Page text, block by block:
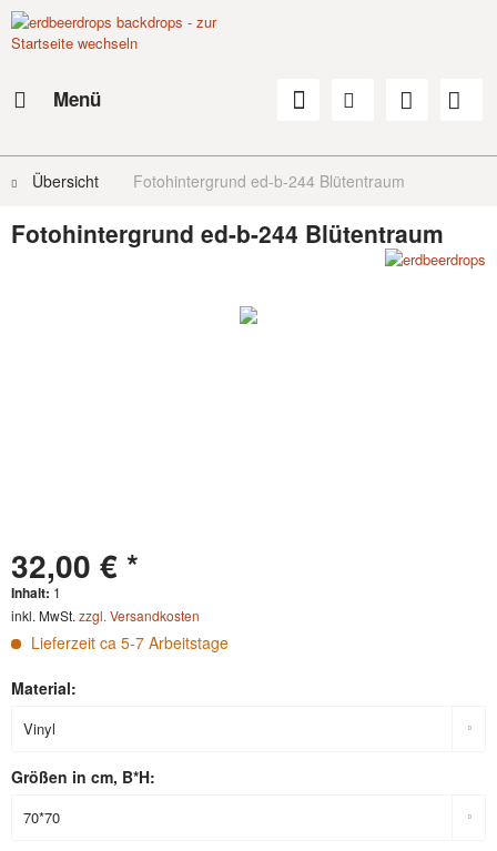
Menü
Übersicht Fotohintergrund ed-b-244 Blütentraum
Fotohintergrund ed-b-244 Blütentraum
32,00 € *
Inhalt: 1
inkl. MwSt. zzgl. Versandkosten
Lieferzeit ca 5-7 Arbeitstage
Material:
Größen in cm, B*H: